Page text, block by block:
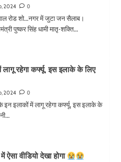
2024 0
रोड शो...नगर में जुटा जन सैलाब।
पुष्कर सिंह धामी मातृ-शक्ति...
लागू रहेगा कर्फ्यू, इस इलाके के लिए
2024 0
के इन इलाकों में लागू रहेगा कर्फ्यू, इस इलाके के
वीडियो देखा होगा